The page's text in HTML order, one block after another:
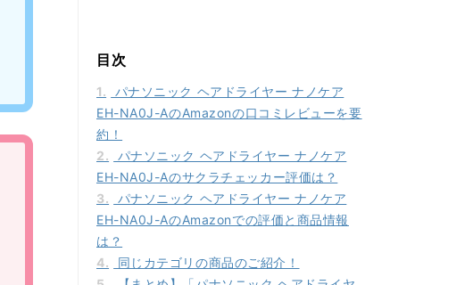
目次
1.
パナソニック ヘアドライヤー ナノケア
EH-NA0J-AのAmazonの口コミレビューを要
約！
2.
パナソニック ヘアドライヤー ナノケア
EH-NA0J-Aのサクラチェッカー評価は？
3.
パナソニック ヘアドライヤー ナノケア
EH-NA0J-AのAmazonでの評価と商品情報
は？
4.
同じカテゴリの商品のご紹介！